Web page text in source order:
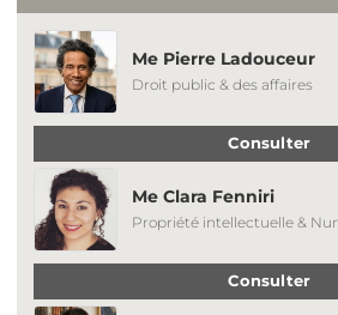
Me Pierre Ladouceur
Droit public & des affaires
Consulter
Me Clara Fenniri
Propriété intellectuelle &
Consulter